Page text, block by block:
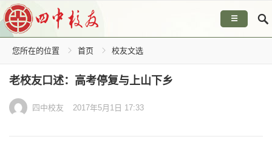
☰
您所在的位置 首页 校友文选
老校友口述：高考停复与上山下乡
四中校友 2017年5月1日 17:33